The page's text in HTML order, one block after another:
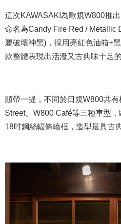
這次KAWASAKI為歐規W800推
命名為Candy Fire Red / Metallic
屬破壞神黑)，採用亮紅色油箱+
款整體表現出活潑又古典味十足
順帶一提，不同於日規W800共
Street、W800 Café等三種車型
18吋鋼絲輻條輪框，造型最具古